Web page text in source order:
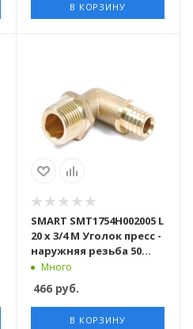
В КОРЗИНУ
SMART SMT1754H002005 L
20 x 3/4 M Уголок пресс -
наружняя резьба 50
штук в упаковке
Много
466руб.
В КОРЗИНУ